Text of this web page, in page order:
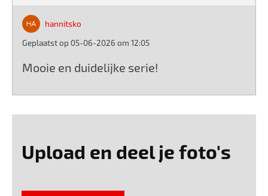
hannitsko
Geplaatst op 05-06-2026 om 12:05
Mooie en duidelijke serie!
Upload en deel je foto's